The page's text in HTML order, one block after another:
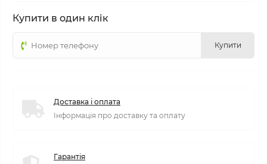
Купити в один клік
Купити
Доставка і оплата
Інформація про доставку та оплату
Гарантія